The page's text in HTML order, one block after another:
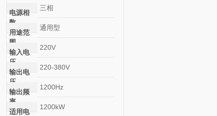
电源相
数
三相
用途范
围
通用型
输入电
压
220V
输出电
压
220-380V
输出频
率
1200Hz
适用电
1200kW